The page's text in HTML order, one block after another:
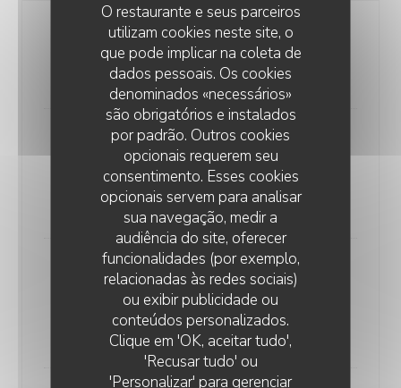
O restaurante e seus parceiros
utilizam cookies neste site, o
que pode implicar na coleta de
dados pessoais. Os cookies
denominados «necessários»
são obrigatórios e instalados
por padrão. Outros cookies
opcionais requerem seu
consentimento. Esses cookies
opcionais servem para analisar
sua navegação, medir a
audiência do site, oferecer
funcionalidades (por exemplo,
relacionadas às redes sociais)
ou exibir publicidade ou
conteúdos personalizados.
Clique em 'OK, aceitar tudo',
'Recusar tudo' ou
'Personalizar' para gerenciar
LA PÊCHE
Autour des thés : Fumé, fermenté, floral, herbacé
14,00 EUR
LE CHOCOLAT
Autour du café
Lista de alergénios
14,00 EUR
LE "TROU NORMAND"
Sorbet prune, Umeshu
Lista de alergénios
12,00 EUR